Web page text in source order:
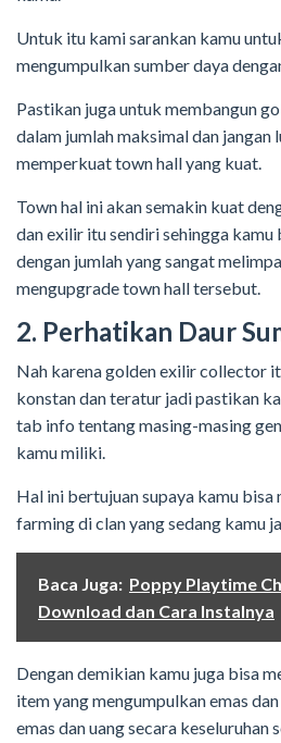
Untuk itu kami sarankan kamu
mengumpulkan sumber daya
Pastikan juga untuk membangun
dalam jumlah maksimal dan jangan
memperkuat town hall yang kuat.
Town hal ini akan semakin kuat
dan exilir itu sendiri sehingga kamu
dengan jumlah yang sangat
mengupgrade town hall tersebut.
2. Perhatikan Daur
Nah karena golden exilir collector
konstan dan teratur jadi pastikan
tab info tentang masing-masing
kamu miliki.
Hal ini bertujuan supaya kamu
farming di clan yang sedang kamu
Baca Juga: Poppy Playtime
Download dan Cara Instalnya
Dengan demikian kamu juga bisa
item yang mengumpulkan emas
emas dan uang secara keseluruhan